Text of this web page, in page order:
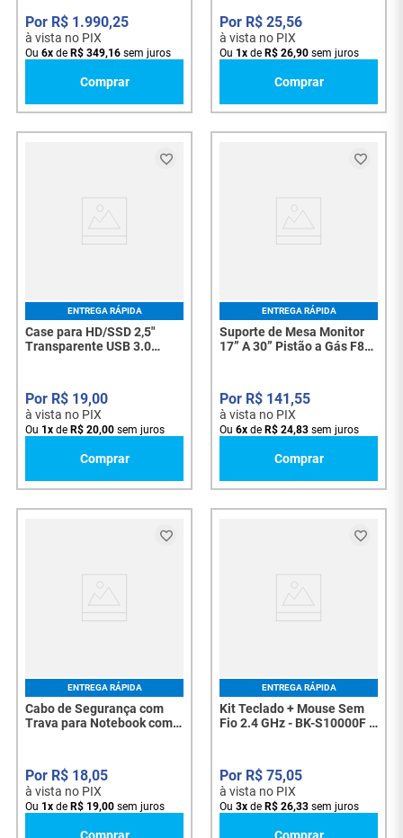
R$ 1.990,25
à vista no PIX
Ou 6x de R$ 349,16 sem juros
Comprar
R$ 25,56
à vista no PIX
Ou 1x de R$ 26,90 sem juros
Comprar
ENTREGA RÁPIDA
Case para HD/SSD 2,5"
Transparente USB 3.0
R$ 19,00
à vista no PIX
Ou 1x de R$ 20,00 sem juros
Comprar
ENTREGA RÁPIDA
Suporte de Mesa Monitor
17” A 30” Pistão a Gás F80
R$ 141,55
à vista no PIX
Ou 6x de R$ 24,83 sem juros
Comprar
ENTREGA RÁPIDA
Cabo de Segurança com
Trava para Notebook com
R$ 18,05
à vista no PIX
Ou 1x de R$ 19,00 sem juros
Comprar
ENTREGA RÁPIDA
Kit Teclado + Mouse Sem
Fio 2.4 GHz - BK-S10000F -
R$ 75,05
à vista no PIX
Ou 3x de R$ 26,33 sem juros
Comprar